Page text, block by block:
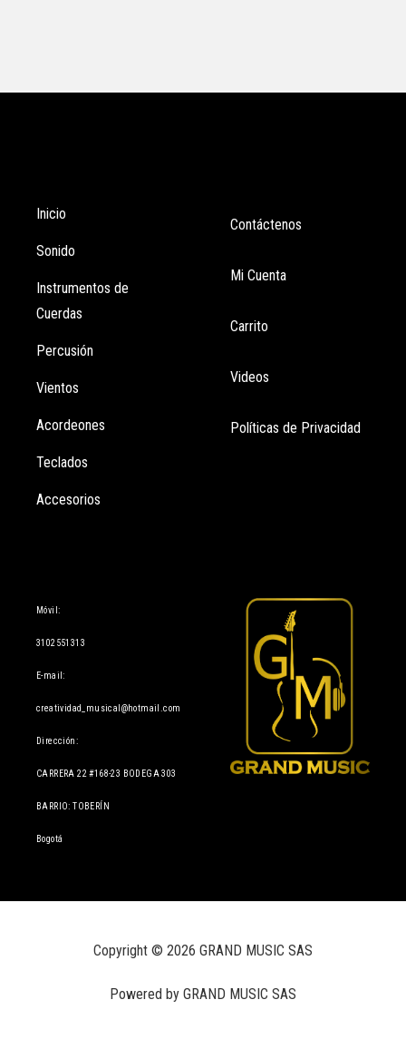
Inicio
Sonido
Instrumentos de
Cuerdas
Percusión
Vientos
Acordeones
Teclados
Accesorios
Contáctenos
Mi Cuenta
Carrito
Videos
Políticas de Privacidad
Móvil:
3102551313
E-mail:
creatividad_musical@hotmail.com
Dirección:
CARRERA 22 #168-23 BODEGA 303
BARRIO: TOBERÍN
Bogotá
Copyright © 2026 GRAND MUSIC SAS
Powered by GRAND MUSIC SAS